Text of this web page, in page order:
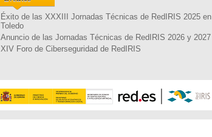
Éxito de las XXXIII Jornadas Técnicas de RedIRIS 2025 en
Toledo
Anuncio de las Jornadas Técnicas de RedIRIS 2026 y 2027
XIV Foro de Ciberseguridad de RedIRIS